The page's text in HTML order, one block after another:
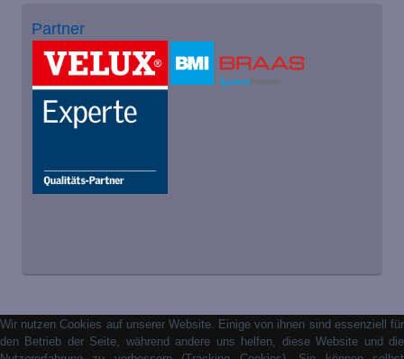
Partner
Wir nutzen Cookies auf unserer Website. Einige von ihnen sind essenziell für
den Betrieb der Seite, während andere uns helfen, diese Website und die